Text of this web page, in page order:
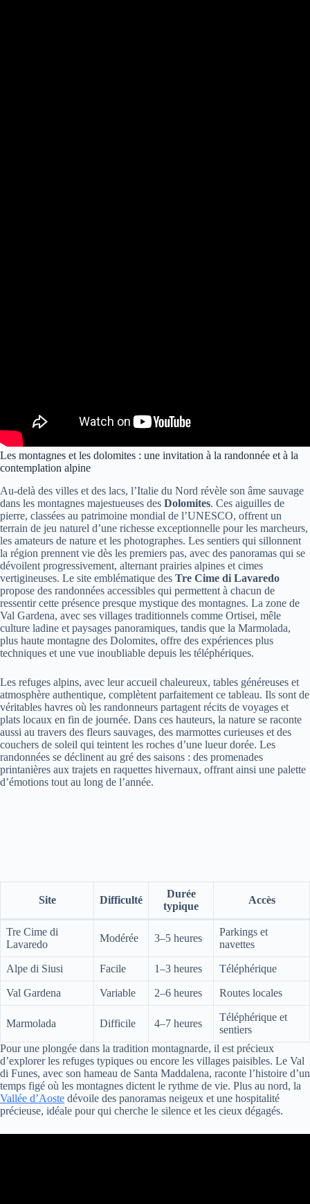
Les montagnes et les dolomites : une invitation à la randonnée et à la
contemplation alpine
Au-delà des villes et des lacs, l’Italie du Nord révèle son âme sauvage
dans les montagnes majestueuses des Dolomites. Ces aiguilles de
pierre, classées au patrimoine mondial de l’UNESCO, offrent un
terrain de jeu naturel d’une richesse exceptionnelle pour les marcheurs,
les amateurs de nature et les photographes. Les sentiers qui sillonnent
la région prennent vie dès les premiers pas, avec des panoramas qui se
dévoilent progressivement, alternant prairies alpines et cimes
vertigineuses. Le site emblématique des Tre Cime di Lavaredo
propose des randonnées accessibles qui permettent à chacun de
ressentir cette présence presque mystique des montagnes. La zone de
Val Gardena, avec ses villages traditionnels comme Ortisei, mêle
culture ladine et paysages panoramiques, tandis que la Marmolada,
plus haute montagne des Dolomites, offre des expériences plus
techniques et une vue inoubliable depuis les téléphériques.
Les refuges alpins, avec leur accueil chaleureux, tables généreuses et
atmosphère authentique, complètent parfaitement ce tableau. Ils sont de
véritables havres où les randonneurs partagent récits de voyages et
plats locaux en fin de journée. Dans ces hauteurs, la nature se raconte
aussi au travers des fleurs sauvages, des marmottes curieuses et des
couchers de soleil qui teintent les roches d’une lueur dorée. Les
randonnées se déclinent au gré des saisons : des promenades
printanières aux trajets en raquettes hivernaux, offrant ainsi une palette
d’émotions tout au long de l’année.
Site Difficulté
Durée
typique
Accès
Tre Cime di
Lavaredo
Modérée 3–5 heures
Parkings et
navettes
Alpe di Siusi Facile 1–3 heures Téléphérique
Val Gardena Variable 2–6 heures Routes locales
Marmolada Difficile 4–7 heures
Téléphérique et
sentiers
Pour une plongée dans la tradition montagnarde, il est précieux
d’explorer les refuges typiques ou encore les villages paisibles. Le Val
di Funes, avec son hameau de Santa Maddalena, raconte l’histoire d’un
temps figé où les montagnes dictent le rythme de vie. Plus au nord, la
Vallée d’Aoste dévoile des panoramas neigeux et une hospitalité
précieuse, idéale pour qui cherche le silence et les cieux dégagés.